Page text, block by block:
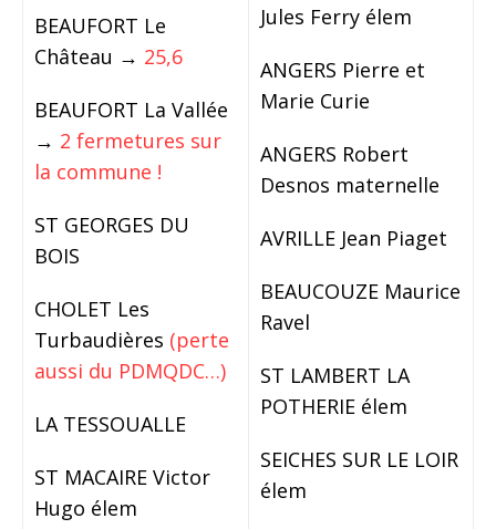
BEAUFORT Le
Château → 25,6
BEAUFORT La Vallée
→ 2 fermetures sur
la commune !
ST GEORGES DU
BOIS
CHOLET Les
Turbaudières (perte
aussi du PDMQDC…)
LA TESSOUALLE
ST MACAIRE Victor
Hugo élem
Jules Ferry élem
ANGERS Pierre et
Marie Curie
ANGERS Robert
Desnos maternelle
AVRILLE Jean Piaget
BEAUCOUZE Maurice
Ravel
ST LAMBERT LA
POTHERIE élem
SEICHES SUR LE LOIR
élem